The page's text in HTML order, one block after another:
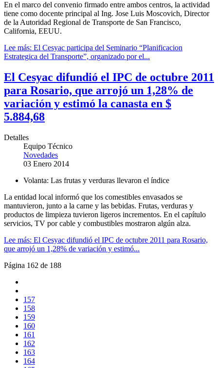
En el marco del convenio firmado entre ambos centros, la actividad
tiene como docente principal al Ing. Jose Luis Moscovich, Director
de la Autoridad Regional de Transporte de San Francisco,
California, EEUU.
Lee más: El Cesyac participa del Seminario “Planificacion
Estrategica del Transporte”, organizado por el...
El Cesyac difundió el IPC de octubre 2011
para Rosario, que arrojó un 1,28% de
variación y estimó la canasta en $
5.884,68
Detalles
Equipo Técnico
Novedades
03 Enero 2014
Volanta: Las frutas y verduras llevaron el índice
La entidad local informó que los comestibles envasados se
mantuvieron, junto a la carne y las bebidas. Frutas, verduras y
productos de limpieza tuvieron ligeros incrementos. En el capítulo
servicios, TV por cable y combustibles mostraron algún alza.
Lee más: El Cesyac difundió el IPC de octubre 2011 para Rosario,
que arrojó un 1,28% de variación y estimó...
Página 162 de 188
157
158
159
160
161
162
163
164